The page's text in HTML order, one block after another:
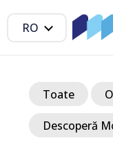
RO
Toate
Descoperă